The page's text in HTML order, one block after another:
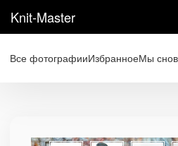
Knit-Master
Все фотографииИзбранноеМы